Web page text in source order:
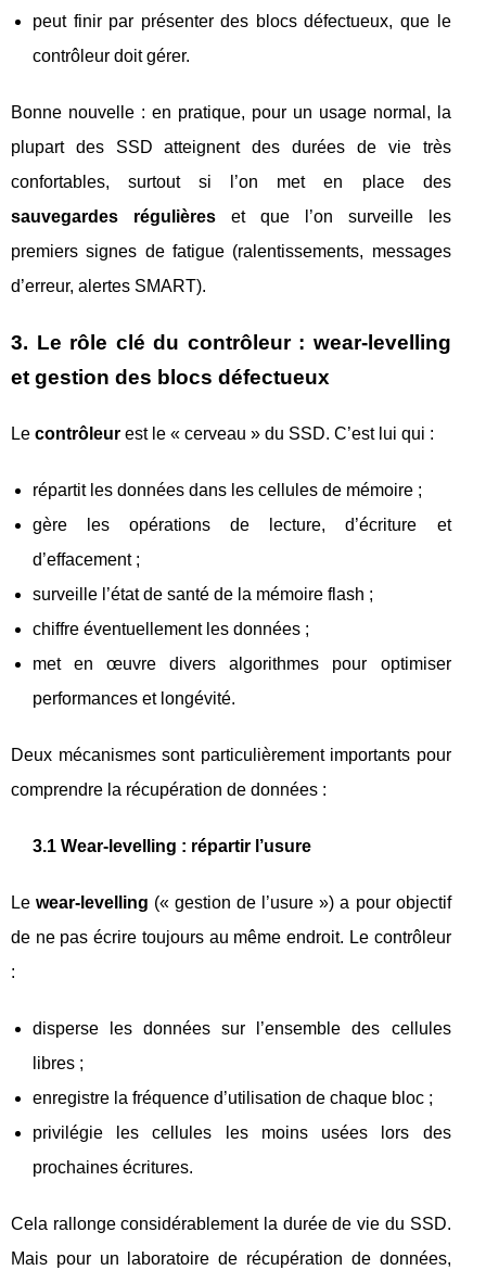
peut finir par présenter des blocs défectueux, que le
contrôleur doit gérer.
Bonne nouvelle : en pratique, pour un usage normal, la
plupart des SSD atteignent des durées de vie très
confortables, surtout si l’on met en place des
sauvegardes régulièreset que l’on surveille les
premiers signes de fatigue (ralentissements, messages
d’erreur, alertes SMART).
3. Le rôle clé du contrôleur : wear-levelling
et gestion des blocs défectueux
Le contrôleur est le « cerveau » du SSD. C’est lui qui :
répartit les données dans les cellules de mémoire ;
gère les opérations de lecture, d’écriture et
d’effacement ;
surveille l’état de santé de la mémoire flash ;
chiffre éventuellement les données ;
met en œuvre divers algorithmes pour optimiser
performances et longévité.
Deux mécanismes sont particulièrement importants pour
comprendre la récupération de données :
3.1 Wear-levelling : répartir l’usure
Lewear-levelling (« gestion de l’usure ») a pour objectif
de ne pas écrire toujours au même endroit. Le contrôleur
:
disperse les données sur l’ensemble des cellules
libres ;
enregistre la fréquence d’utilisation de chaque bloc ;
privilégie les cellules les moins usées lors des
prochaines écritures.
Cela rallonge considérablement la durée de vie du SSD.
Mais pour un laboratoire de récupération de données,